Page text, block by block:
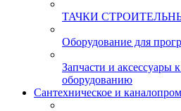
ТАЧКИ
Оборудование для
Запчасти и аксессуары
оборудованию
Сантехническое и